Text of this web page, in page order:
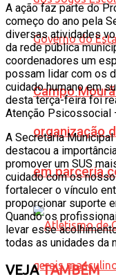
Campo
organização
em parceria
A ação faz parte do
começo do ano pela
diversas atividades
da rede pública
coordenadores um
possam lidar com os
cuidado humano em
desta terça-feira foi
Atenção Psicossocial
A Secretária Municipal
destacou a
promover um SUS
cuidado com os
fortalecer o vínculo
proporcionar suporte
Quando os
levar esse
todas as unidades da
VEJATAMBÉM